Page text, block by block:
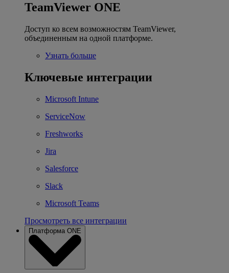
TeamViewer ONE
Доступ ко всем возможностям TeamViewer,
объединенным на одной платформе.
Узнать больше
Ключевые интеграции
Microsoft Intune
ServiceNow
Freshworks
Jira
Salesforce
Slack
Microsoft Teams
Просмотреть все интеграции
Платформа ONE